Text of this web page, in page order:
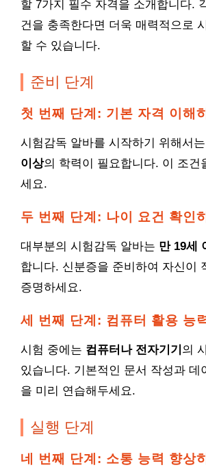
할 7가지 필수 자격을 소개합니다.
건을 충족한다면 더욱 매력적으로
할 수 있습니다.
준비 단계
첫 번째 단계: 기본 자격 이해
시험감독 알바를 시작하기 위해서는
이상의 학력이 필요합니다. 이 조건
세요.
두 번째 단계: 나이 요건 확인
대부분의 시험감독 알바는 만 19세
합니다. 신분증을 준비하여 자신이
증명하세요.
세 번째 단계: 컴퓨터 활용 능
시험 중에는 컴퓨터나 전자기기 의
있습니다. 기본적인 문서 작성과 데
을 미리 연습해두세요.
실행 단계
네 번째 단계: 소통 능력 향상